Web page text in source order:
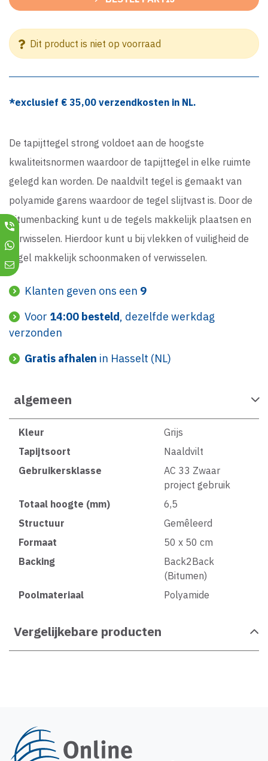
Dit product is niet op voorraad
*exclusief € 35,00 verzendkosten in NL.
De tapijttegel strong voldoet aan de hoogste
kwaliteitsnormen waardoor de tapijttegel in elke ruimte
gelegd kan worden. De naaldvilt tegel is gemaakt van
polyamide garens waardoor de tegel slijtvast is. Door de
bitumenbacking kunt u de tegels makkelijk plaatsen en
verwisselen. Hierdoor kunt u bij vlekken of vuiligheid de
tegel makkelijk schoonmaken of verwisselen.
Klanten geven ons een 9
Voor 14:00 besteld, dezelfde werkdag
verzonden
Gratis afhalen in Hasselt (NL)
algemeen
Kleur
Grijs
Tapijtsoort
Naaldvilt
Gebruikersklasse
AC 33 Zwaar
project gebruik
Totaal hoogte (mm)
6,5
Structuur
Gemêleerd
Formaat
50 x 50 cm
Backing
Back2Back
(Bitumen)
Poolmateriaal
Polyamide
Vergelijkebare producten